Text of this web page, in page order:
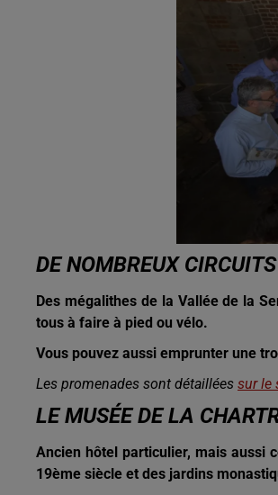
DE NOMBREUX
Des mégalithes de la Vallée de la
tous à faire à pied ou vélo.
Vous pouvez aussi emprunter une
Les promenades sont détaillées sur le
LE MUSÉE DE LA
Ancien hôtel particulier, mais aussi
19ème siècle et des jardins